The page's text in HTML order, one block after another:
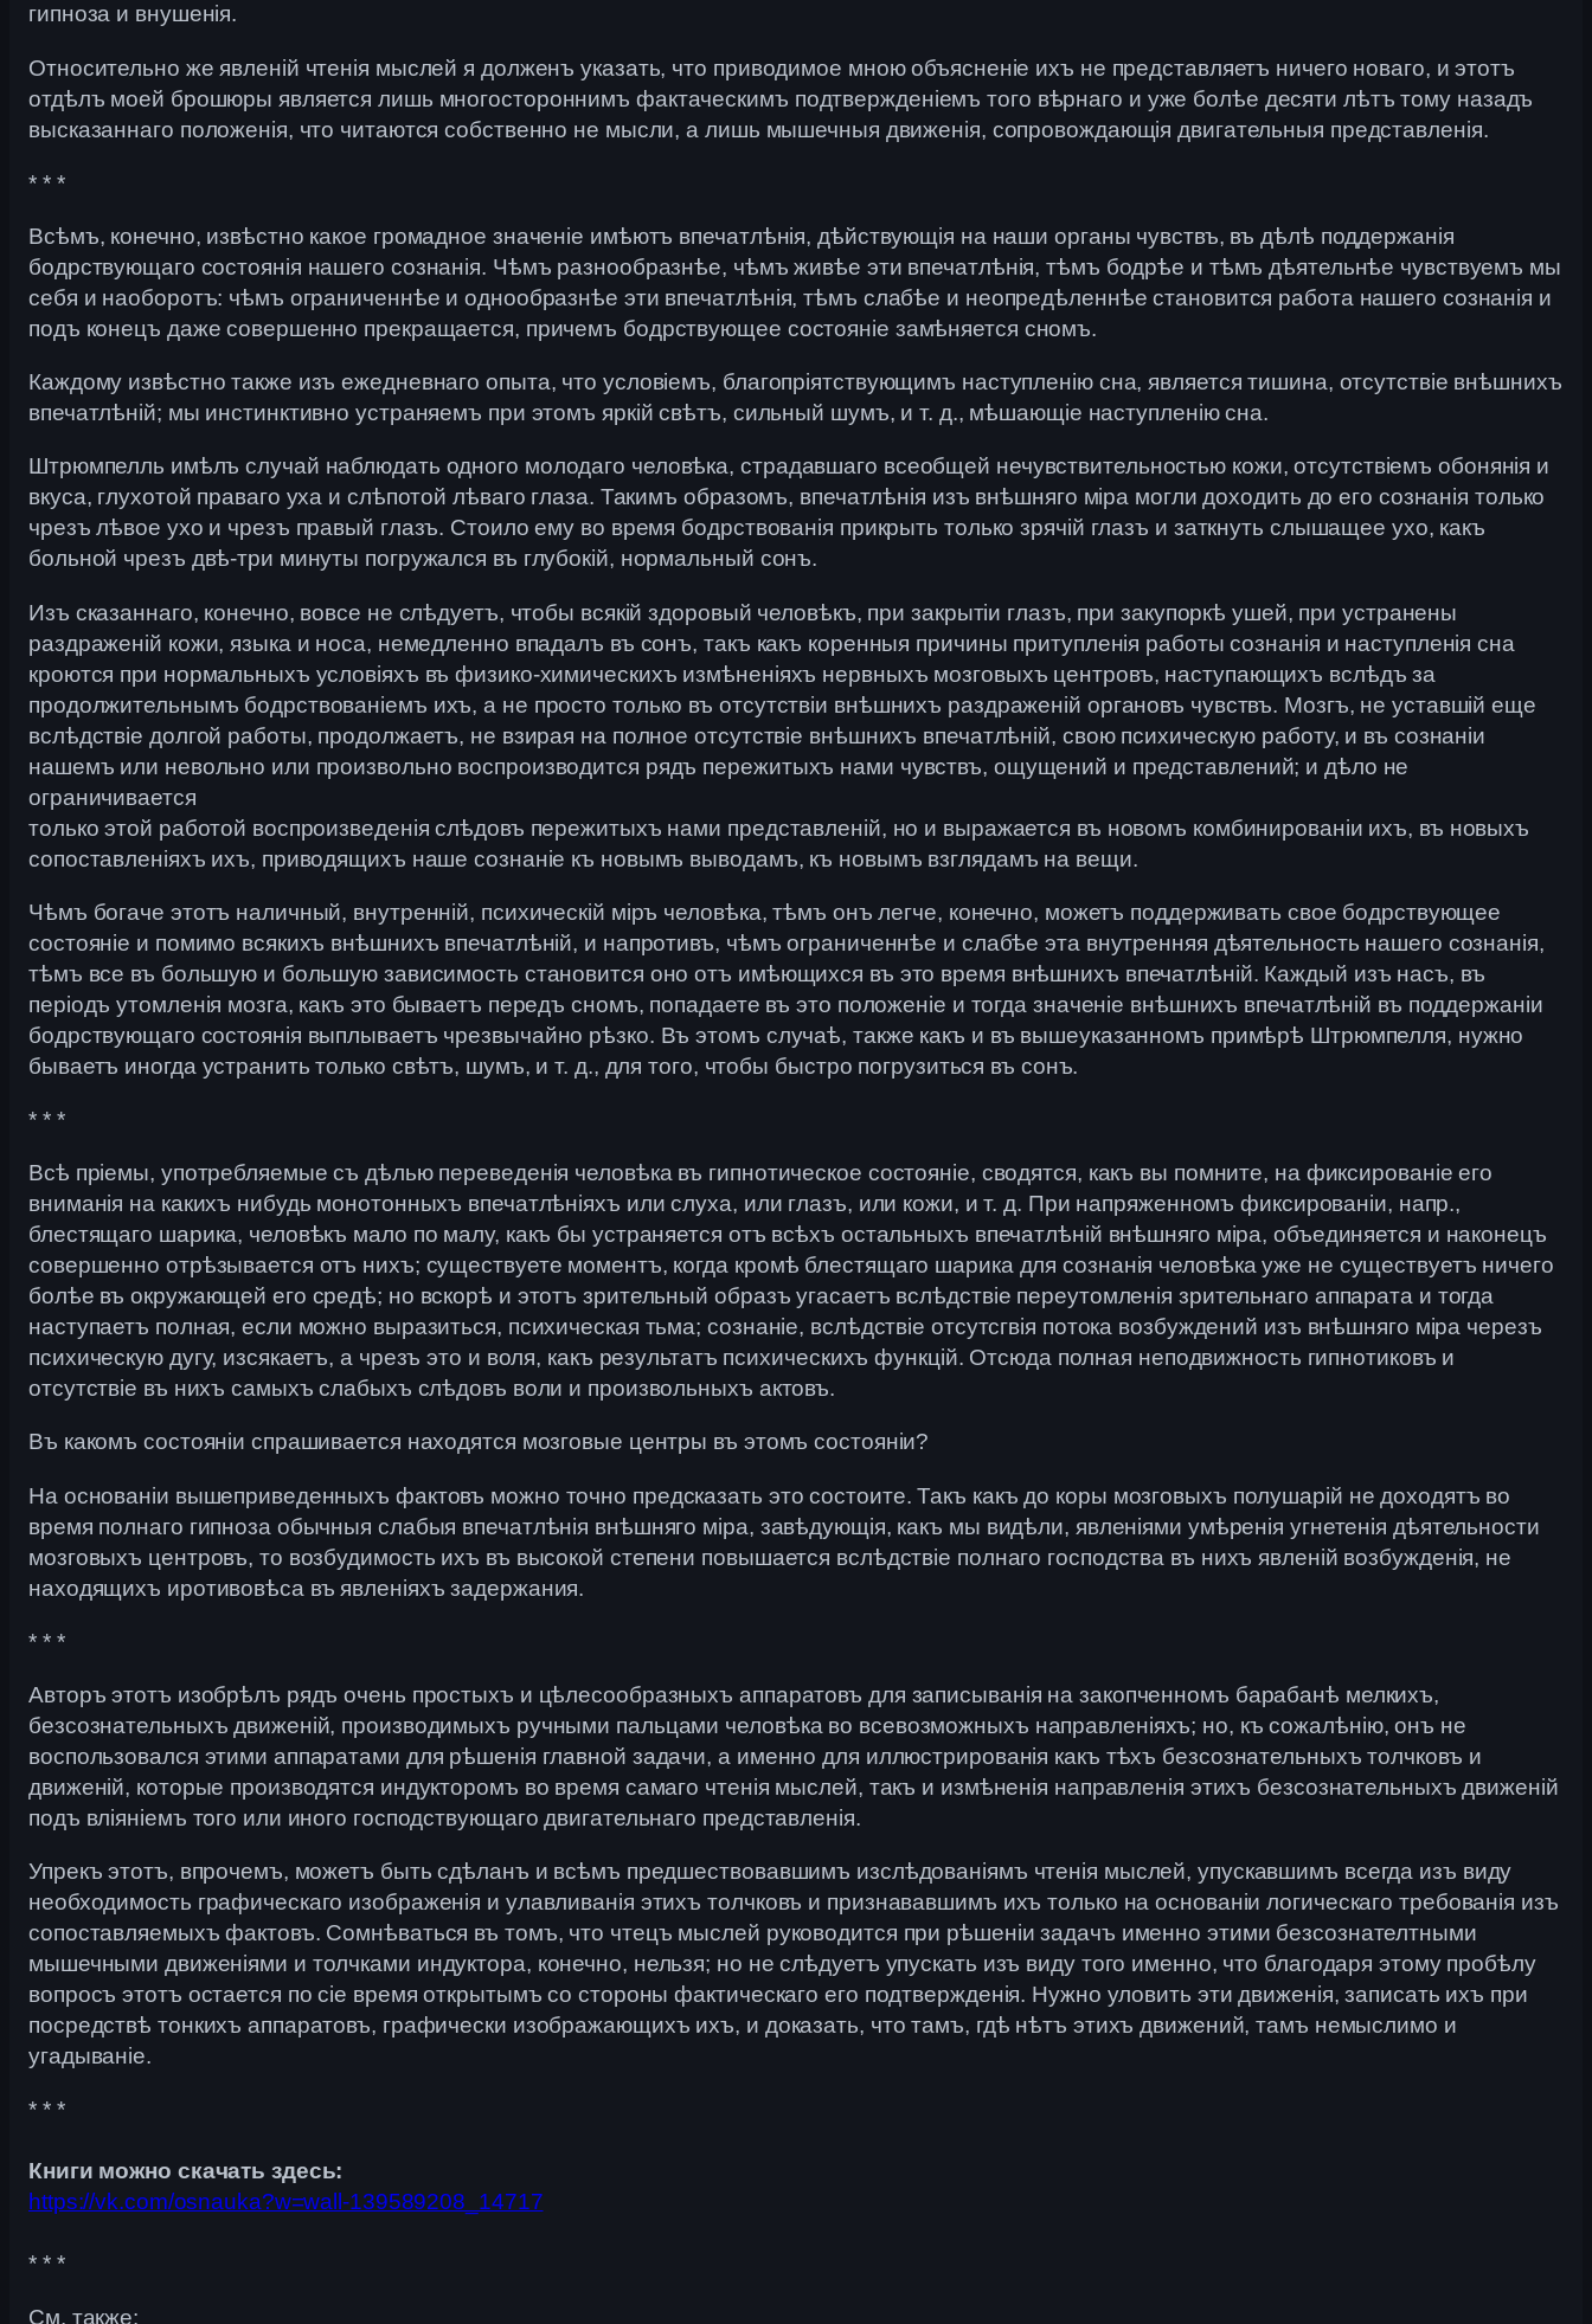
гипноза и внушенія.
Относительно же явленій чтенія мыслей я долженъ указать, что приводимое мною объясненіе ихъ не представляетъ ничего новаго, и этотъ
отдѣлъ моей брошюры является лишь многостороннимъ фактаческимъ подтвержденіемъ того вѣрнаго и уже болѣе десяти лѣтъ тому назадъ
высказаннаго положенія, что читаются собственно не мысли, а лишь мышечныя движенія, сопровождающія двигательныя представленія.
* * *
Всѣмъ, конечно, извѣстно какое громадное значеніе имѣютъ впечатлѣнія, дѣйствующія на наши органы чувствъ, въ дѣлѣ поддержанія
бодрствующаго состоянія нашего сознанія. Чѣмъ разнообразнѣе, чѣмъ живѣе эти впечатлѣнія, тѣмъ бодрѣе и тѣмъ дѣятельнѣе чувствуемъ мы
себя и наоборотъ: чѣмъ ограниченнѣе и однообразнѣе эти впечатлѣнія, тѣмъ слабѣе и неопредѣленнѣе становится работа нашего сознанія и
подъ конецъ даже совершенно прекращается, причемъ бодрствующее состояніе замѣняется сномъ.
Каждому извѣстно также изъ ежедневнаго опыта, что условіемъ, благопріятствующимъ наступленію сна, является тишина, отсутствіе внѣшнихъ
впечатлѣній; мы инстинктивно устраняемъ при этомъ яркій свѣтъ, сильный шумъ, и т. д., мѣшающіе наступленію сна.
Штрюмпелль имѣлъ случай наблюдать одного молодаго человѣка, страдавшаго всеобщей нечувствительностью кожи, отсутствіемъ обонянія и
вкуса, глухотой праваго уха и слѣпотой лѣваго глаза. Такимъ образомъ, впечатлѣнія изъ внѣшняго міра могли доходить до его сознанія только
чрезъ лѣвое ухо и чрезъ правый глазъ. Стоило ему во время бодрствованія прикрыть только зрячій глазъ и заткнуть слышащее ухо, какъ
больной чрезъ двѣ-три минуты погружался въ глубокій, нормальный сонъ.
Изъ сказаннаго, конечно, вовсе не слѣдуетъ, чтобы всякій здоровый человѣкъ, при закрытіи глазъ, при закупоркѣ ушей, при устранены
раздраженій кожи, языка и носа, немедленно впадалъ въ сонъ, такъ какъ коренныя причины притупленія работы сознанія и наступленія сна
кроются при нормальныхъ условіяхъ въ физико-химическихъ измѣненіяхъ нервныхъ мозговыхъ центровъ, наступающихъ вслѣдъ за
продолжительнымъ бодрствованіемъ ихъ, а не просто только въ отсутствіи внѣшнихъ раздраженій органовъ чувствъ. Мозгъ, не уставшій еще
вслѣдствіе долгой работы, продолжаетъ, не взирая на полное отсутствіе внѣшнихъ впечатлѣній, свою психическую работу, и въ сознаніи
нашемъ или невольно или произвольно воспроизводится рядъ пережитыхъ нами чувствъ, ощущений и представлений; и дѣло не
ограничивается
только этой работой воспроизведенія слѣдовъ пережитыхъ нами представленій, но и выражается въ новомъ комбинированіи ихъ, въ новыхъ
сопоставленіяхъ ихъ, приводящихъ наше сознаніе къ новымъ выводамъ, къ новымъ взглядамъ на вещи.
Чѣмъ богаче этотъ наличный, внутренній, психическій міръ человѣка, тѣмъ онъ легче, конечно, можетъ поддерживать свое бодрствующее
состояніе и помимо всякихъ внѣшнихъ впечатлѣній, и напротивъ, чѣмъ ограниченнѣе и слабѣе эта внутренняя дѣятельность нашего сознанія,
тѣмъ все въ большую и большую зависимость становится оно отъ имѣющихся въ это время внѣшнихъ впечатлѣній. Каждый изъ насъ, въ
періодъ утомленія мозга, какъ это бываетъ передъ сномъ, попадаете въ это положеніе и тогда значеніе внѣшнихъ впечатлѣній въ поддержаніи
бодрствующаго состоянія выплываетъ чрезвычайно рѣзко. Въ этомъ случаѣ, также какъ и въ вышеуказанномъ примѣрѣ Штрюмпелля, нужно
бываетъ иногда устранить только свѣтъ, шумъ, и т. д., для того, чтобы быстро погрузиться въ сонъ.
* * *
Всѣ пріемы, употребляемые съ дѣлью переведенія человѣка въ гипнотическое состояніе, сводятся, какъ вы помните, на фиксированіе его
вниманія на какихъ нибудь монотонныхъ впечатлѣніяхъ или слуха, или глазъ, или кожи, и т. д. При напряженномъ фиксированіи, напр.,
блестящаго шарика, человѣкъ мало по малу, какъ бы устраняется отъ всѣхъ остальныхъ впечатлѣній внѣшняго міра, объединяется и наконецъ
совершенно отрѣзывается отъ нихъ; существуете моментъ, когда кромѣ блестящаго шарика для сознанія человѣка уже не существуетъ ничего
болѣе въ окружающей его средѣ; но вскорѣ и этотъ зрительный образъ угасаетъ вслѣдствіе переутомленія зрительнаго аппарата и тогда
наступаетъ полная, если можно выразиться, психическая тьма; сознаніе, вслѣдствіе отсутсгвія потока возбуждений изъ внѣшняго міра черезъ
психическую дугу, изсякаетъ, а чрезъ это и воля, какъ результатъ психическихъ функцій. Отсюда полная неподвижность гипнотиковъ и
отсутствіе въ нихъ самыхъ слабыхъ слѣдовъ воли и произвольныхъ актовъ.
Въ какомъ состояніи спрашивается находятся мозговые центры въ этомъ состояніи?
На основаніи вышеприведенныхъ фактовъ можно точно предсказать это состоите. Такъ какъ до коры мозговыхъ полушарій не доходятъ во
время полнаго гипноза обычныя слабыя впечатлѣнія внѣшняго міра, завѣдующія, какъ мы видѣли, явленіями умѣренія угнетенія дѣятельности
мозговыхъ центровъ, то возбудимость ихъ въ высокой степени повышается вслѣдствіе полнаго господства въ нихъ явленій возбужденія, не
находящихъ иротивовѣса въ явленіяхъ задержания.
* * *
Авторъ этотъ изобрѣлъ рядъ очень простыхъ и цѣлесообразныхъ аппаратовъ для записыванія на закопченномъ барабанѣ мелкихъ,
безсознательныхъ движеній, производимыхъ ручными пальцами человѣка во всевозможныхъ направленіяхъ; но, къ сожалѣнію, онъ не
воспользовался этими аппаратами для рѣшенія главной задачи, а именно для иллюстрированія какъ тѣхъ безсознательныхъ толчковъ и
движеній, которые производятся индукторомъ во время самаго чтенія мыслей, такъ и измѣненія направленія этихъ безсознательныхъ движеній
подъ вліяніемъ того или иного господствующаго двигательнаго представленія.
Упрекъ этотъ, впрочемъ, можетъ быть сдѣланъ и всѣмъ предшествовавшимъ изслѣдованіямъ чтенія мыслей, упускавшимъ всегда изъ виду
необходимость графическаго изображенія и улавливанія этихъ толчковъ и признававшимъ ихъ только на основаніи логическаго требованія изъ
сопоставляемыхъ фактовъ. Сомнѣваться въ томъ, что чтецъ мыслей руководится при рѣшеніи задачъ именно этими безсознателтными
мышечными движеніями и толчками индуктора, конечно, нельзя; но не слѣдуетъ упускать изъ виду того именно, что благодаря этому пробѣлу
вопросъ этотъ остается по сіе время открытымъ со стороны фактическаго его подтвержденія. Нужно уловить эти движенія, записать ихъ при
посредствѣ тонкихъ аппаратовъ, графически изображающихъ ихъ, и доказать, что тамъ, гдѣ нѣтъ этихъ движений, тамъ немыслимо и
угадываніе.
* * *
Книги можно скачать здесь:
https://vk.com/osnauka?w=wall-139589208_14717
* * *
См. также: